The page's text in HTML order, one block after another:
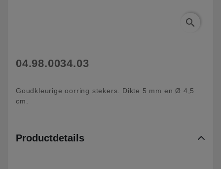
search
04.98.0034.03
Goudkleurige oorring stekers. Dikte 5 mm en Ø 4,5
cm.
Productdetails